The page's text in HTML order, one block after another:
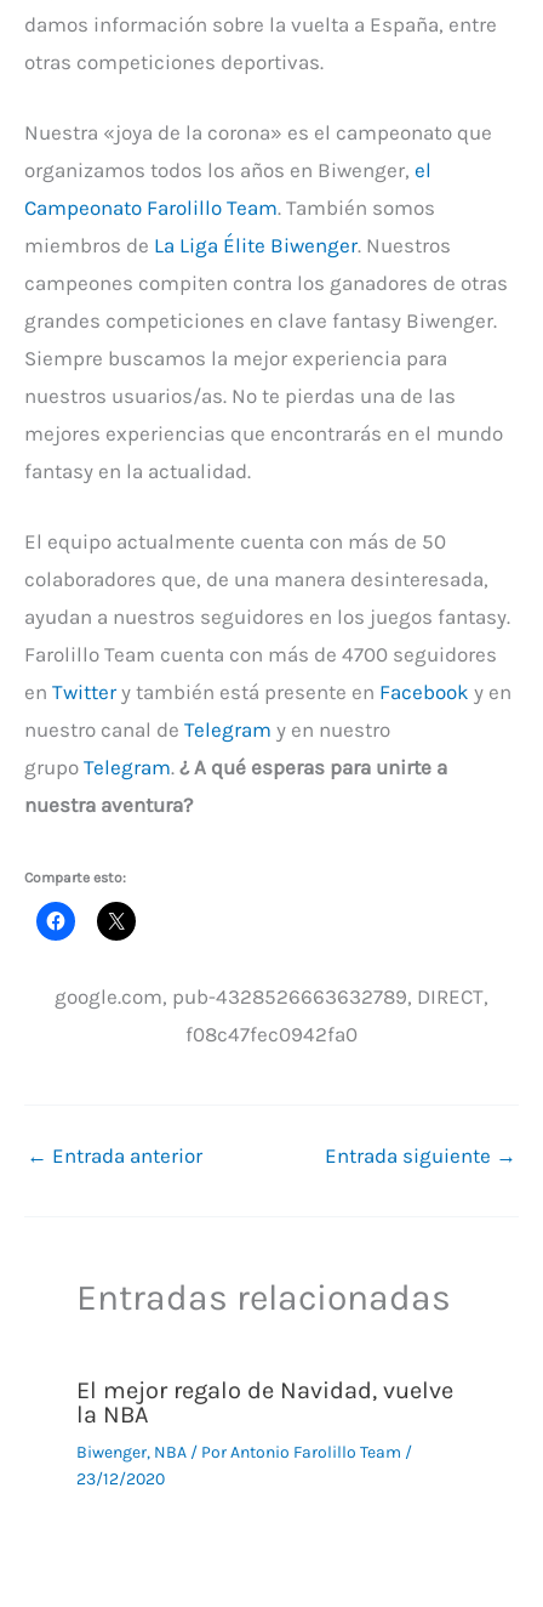
damos información sobre la vuelta a España, entre
otras competiciones deportivas.
Nuestra «joya de la corona» es el campeonato que
organizamos todos los años en Biwenger, el
Campeonato Farolillo Team. También somos
miembros de La Liga Élite Biwenger. Nuestros
campeones compiten contra los ganadores de otras
grandes competiciones en clave fantasy Biwenger.
Siempre buscamos la mejor experiencia para
nuestros usuarios/as. No te pierdas una de las
mejores experiencias que encontrarás en el mundo
fantasy en la actualidad.
El equipo actualmente cuenta con más de 50
colaboradores que, de una manera desinteresada,
ayudan a nuestros seguidores en los juegos fantasy.
Farolillo Team cuenta con más de 4700 seguidores
en Twittery también está presente en Facebook y en
nuestro canal de Telegram y en nuestro
grupo Telegram. ¿ A qué esperas para unirte a
nuestra aventura?
Comparte esto:
google.com, pub-4328526663632789, DIRECT,
f08c47fec0942fa0
← Entrada anterior Entrada siguiente →
Entradas relacionadas
El mejor regalo de Navidad, vuelve
la NBA
Biwenger, NBA/ PorAntonio Farolillo Team /
23/12/2020